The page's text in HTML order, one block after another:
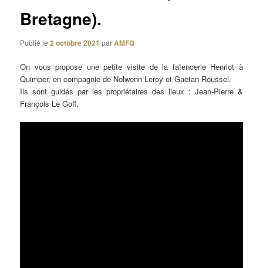
Bretagne).
Publié le2 octobre 2021 parAMFQ
On vous propose une petite visite de la faïencerie Henriot à
Quimper, en compagnie de Nolwenn Leroy et Gaëtan Roussel.
Ils sont guidés par les propriétaires des lieux : Jean-Pierre &
François Le Goff.